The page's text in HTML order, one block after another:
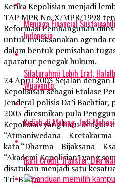
Ketika Kepolisian menjadi
TAP MPR No. X/MPR/1998
Reformasi Pembangunan
untuk melaksanakan agenda
dalam bentuk pemisahan
aparatur penegak hukum.
24 April 2003 Sejalan dengan
Kepolisisan sebagai Etalase
Jenderal polisis Da’i
2003 diresmikan pula
Kepolisian yang baru dengan
“Atmaniwedana –
kata “Dharma – Bijaksana –
“Akademi Kepolisian” yang
disatukan menjadi satu
Tri-Brata.
Menjaga Financial
Indonesia
Silaturahmi Lebih Erat,
Wijayanto
Kuliah di Malang, Jadi
Ikuti Credit Transfer, Dua